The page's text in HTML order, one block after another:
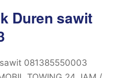
Duren sawit
081385550003